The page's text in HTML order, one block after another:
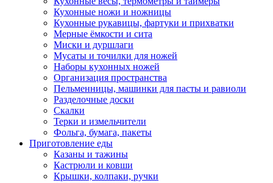
Кухонные ножи и ножницы
Кухонные рукавицы, фартуки и прихватки
Мерные ёмкости и сита
Миски и дуршлаги
Мусаты и точилки для ножей
Наборы кухонных ножей
Организация пространства
Пельменницы, машинки для пасты и равиоли
Разделочные доски
Скалки
Терки и измельчители
Фольга, бумага, пакеты
Приготовление еды
Казаны и тажины
Кастрюли и ковши
Крышки, колпаки, ручки